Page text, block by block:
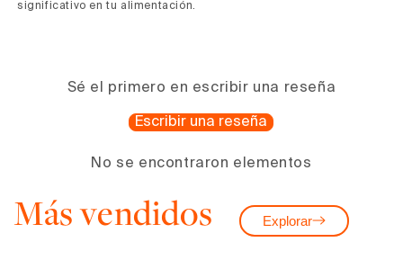
significativo en tu alimentación.
Sé el primero en escribir una reseña
Escribir una reseña
No se encontraron elementos
Más vendidos Explorar